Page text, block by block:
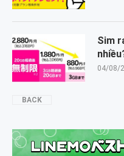
Sim
04/08/
BACK